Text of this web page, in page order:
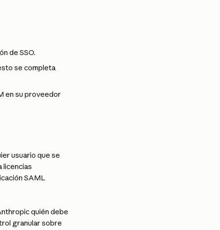
de SSO.
se completa
en su proveedor
usuario que se
licencias
SAML
quién debe
granular sobre